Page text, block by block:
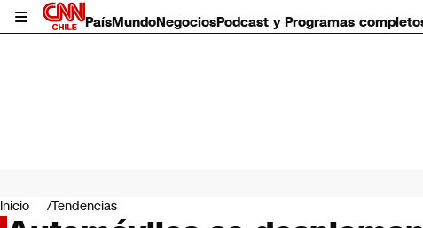
PaísMundoNegociosPodcast y Programas
Mundo
Negocios
Inicio Tendencias